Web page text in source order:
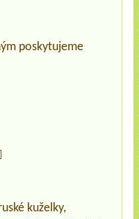
poskytujeme
kuželky,